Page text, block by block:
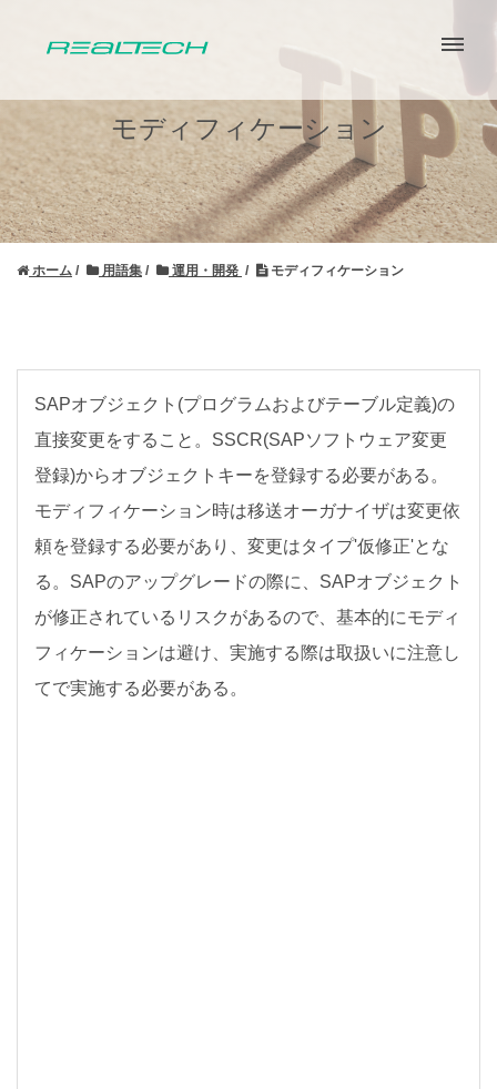
モディフィケーション
ホーム 用語集 運用・開発 モディフィケーション
SAPオブジェクト(プログラムおよびテーブル定義)の
直接変更をすること。SSCR(SAPソフトウェア変更
登録)からオブジェクトキーを登録する必要がある。
モディフィケーション時は移送オーガナイザは変更依
頼を登録する必要があり、変更はタイプ'仮修正'とな
る。SAPのアップグレードの際に、SAPオブジェクト
が修正されているリスクがあるので、基本的にモディ
フィケーションは避け、実施する際は取扱いに注意し
てで実施する必要がある。